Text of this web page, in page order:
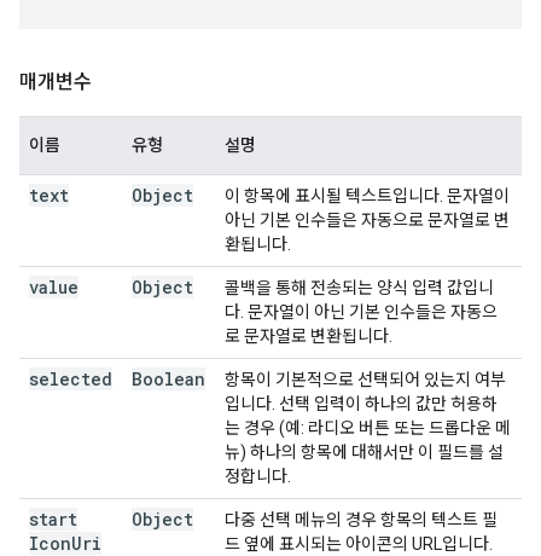
매개변수
이름 유형 설명
text Object
이 항목에 표시될 텍스트입니다. 문자열이
아닌 기본 인수들은 자동으로 문자열로 변
환됩니다.
value Object
콜백을 통해 전송되는 양식 입력 값입니
다. 문자열이 아닌 기본 인수들은 자동으
로 문자열로 변환됩니다.
selected Boolean
항목이 기본적으로 선택되어 있는지 여부
입니다. 선택 입력이 하나의 값만 허용하
는 경우 (예: 라디오 버튼 또는 드롭다운 메
뉴) 하나의 항목에 대해서만 이 필드를 설
정합니다.
start
IconUri
Object
다중 선택 메뉴의 경우 항목의 텍스트 필
드 옆에 표시되는 아이콘의 URL입니다.